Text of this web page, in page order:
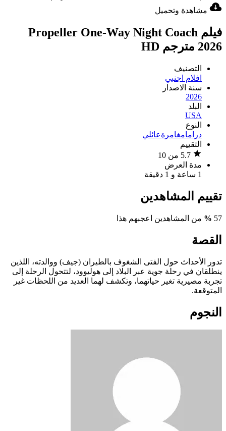
مشاهدة وتحميل
فيلم Propeller One-Way Night Coach
2026 مترجم HD
التصنيف
افلام اجنبي
سنة الاصدار
2026
البلد
USA
النوع
درامامغامرةعائلي
التقييم
مدة العرض
1 ساعة و 1 دقيقة
تقييم المشاهدين
57
% من المشاهدين اعجبهم هذا
القصة
تدور الأحداث حول الفتى الشغوف بالطيران (جيف) ووالدته، اللذين
ينطلقان في رحلة جوية عبر البلاد إلى هوليوود، لتتحول الرحلة إلى
تجربة مصيرية تغير حياتهما، وتكشف لهما العديد من اللحظات غير
المتوقعة.
النجوم